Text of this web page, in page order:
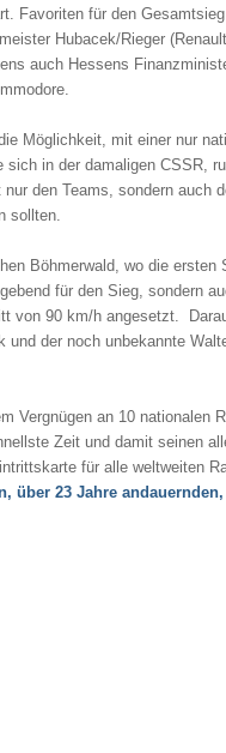
Favoriten für den
Hubacek/Rieger
auch Hessens
Möglichkeit, mit einer nur
in der damaligen CSSR,
den Teams, sondern auch
sollten.
Böhmerwald, wo die ersten
für den Sieg, sondern
von 90 km/h angesetzt.
der noch unbekannte
Vergnügen an 10 nationalen
Zeit und damit seinen
für alle weltweiten
über 23 Jahre